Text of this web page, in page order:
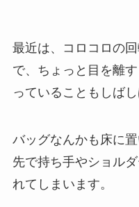
最近は、コロコロの
で、ちょっと目を離
っていることもしばし
バッグなんかも床に
先で持ち手やショル
れてしまいます。